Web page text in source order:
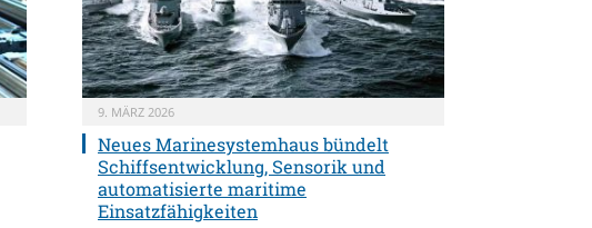
9. MÄRZ 2026
Neues Marinesystemhaus bündelt
Schiffsentwicklung, Sensorik und
automatisierte maritime
Einsatzfähigkeiten